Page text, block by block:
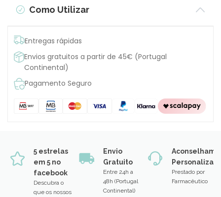
Como Utilizar
Entregas rápidas
Envios gratuitos a partir de 45€ (Portugal
Continental)
Pagamento Seguro
5 estrelas
em 5 no
facebook
Descubra o
que os nossos
Envio
Gratuito
Entre 24h a
48h (Portugal
Continental)
Prestado por
Farmacêutico